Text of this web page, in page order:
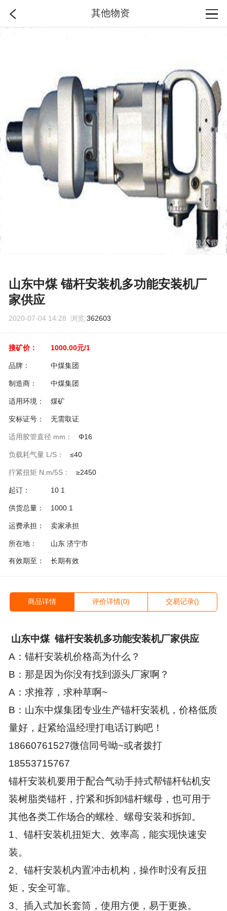
其他物资
分类
搜索
登录
山东中煤 锚杆安装机多功能安装机厂
家供应
2020-07-04 14:28 浏览:362603
搜矿价： 1000.00元/1
品牌： 中煤集团
制造商： 中煤集团
适用环境： 煤矿
安标证号： 无需取证
适用胶管直径 mm： Φ16
负载耗气量 L/S： ≤40
拧紧扭矩 N.m/5S： ≥2450
起订： 10 1
供货总量： 1000 1
运费承担： 卖家承担
所在地： 山东 济宁市
有效期至： 长期有效
商品详情 评价详情(0) 交易记录()
山东中煤锚杆安装机多功能安装机厂家供应
A：锚杆安装机价格高为什么？
B：那是因为你没有找到源头厂家啊？
A：求推荐，求种草啊~
B：山东中煤集团专业生产锚杆安装机，价格低质
量好，赶紧给温经理打电话订购吧！
18660761527微信同号呦~或者拨打
18553715767
锚杆安装机要用于配合气动手持式帮锚杆钻机安
装树脂类锚杆，拧紧和拆卸锚杆螺母，也可用于
其他各类工作场合的螺栓、螺母安装和拆卸。
1、锚杆安装机扭矩大、效率高，能实现快速安
装。
2、锚杆安装机内置冲击机构，操作时没有反扭
矩，安全可靠。
3、插入式加长套筒，使用方便，易于更换。